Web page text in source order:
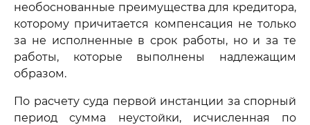
необоснованные преимущества для кредитора,
которому причитается компенсация не только
за не исполненные в срок работы, но и за те
работы, которые выполнены надлежащим
образом.
По расчету суда первой инстанции за спорный
период сумма неустойки, исчисленная по